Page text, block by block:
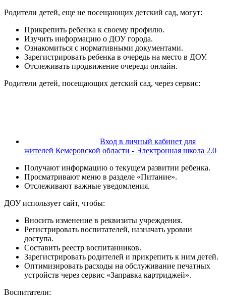
Родители детей, еще не посещающих детский сад, могут:
Прикрепить ребенка к своему профилю.
Изучить информацию о ДОУ города.
Ознакомиться с нормативными документами.
Зарегистрировать ребенка в очередь на место в ДОУ.
Отслеживать продвижение очереди онлайн.
Родители детей, посещающих детский сад, через сервис:
Вход в личный кабинет для
жителей Кемеровской области - Электронная школа 2.0
Получают информацию о текущем развитии ребенка.
Просматривают меню в разделе «Питание».
Отслеживают важные уведомления.
ДОУ использует сайт, чтобы:
Вносить изменение в реквизиты учреждения.
Регистрировать воспитателей, назначать уровни
доступа.
Составить реестр воспитанников.
Зарегистрировать родителей и прикрепить к ним детей.
Оптимизировать расходы на обслуживание печатных
устройств через сервис «Заправка картриджей».
Воспитатели: